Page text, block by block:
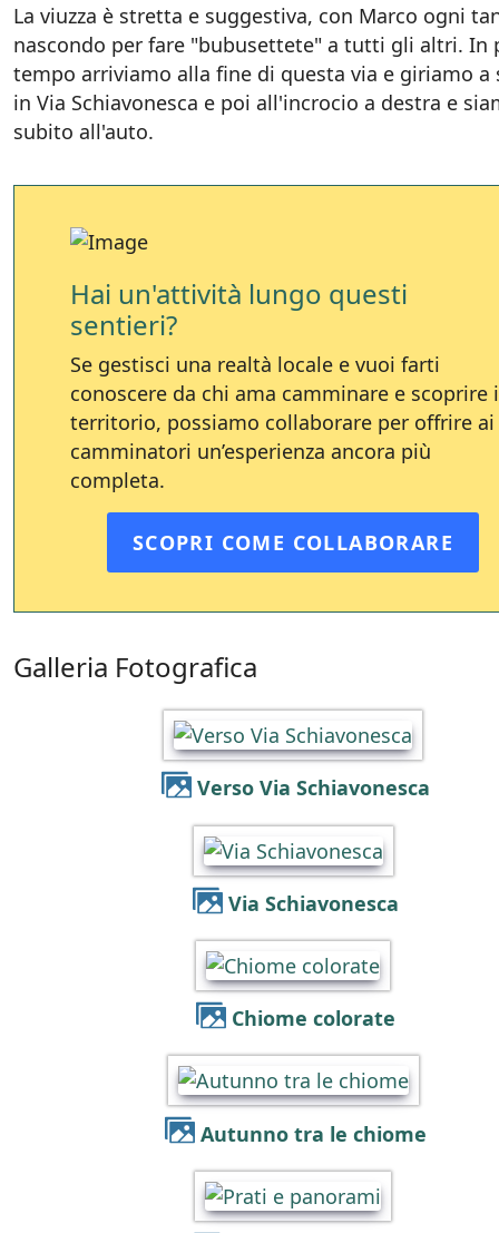
La viuzza è stretta e suggestiva, con Marco ogni
nascondo per fare "bubusettete" a tutti gli altri. In
tempo arriviamo alla fine di questa via e giriamo a
in Via Schiavonesca e poi all'incrocio a destra e
subito all'auto.
Hai un'attività lungo questi
sentieri?
Se gestisci una realtà locale e vuoi farti
conoscere da chi ama camminare e scoprire
territorio, possiamo collaborare per offrire ai
camminatori un’esperienza ancora più
completa.
SCOPRI COME COLLABORARE
Galleria Fotografica
Verso Via Schiavonesca
Via Schiavonesca
Chiome colorate
Autunno tra le chiome